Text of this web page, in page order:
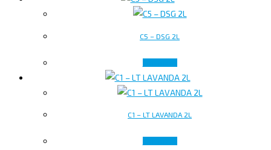
C5 – DSG 2L
C1 – LT LAVANDA 2L